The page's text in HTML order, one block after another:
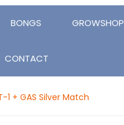
BONGS GROWSHOP
CONTACT
+ GAS Silver Match